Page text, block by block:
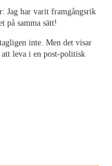
Jag har varit framgångsrik
på samma sätt!
inte. Men det visar
leva i en post-politisk